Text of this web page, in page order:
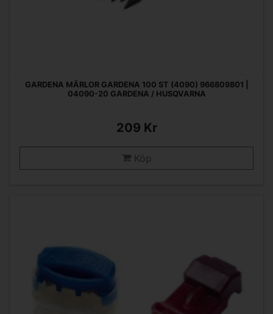
GARDENA MÄRLOR GARDENA 100 ST (4090) 966809801 |
04090-20 GARDENA / HUSQVARNA
209 Kr
Köp